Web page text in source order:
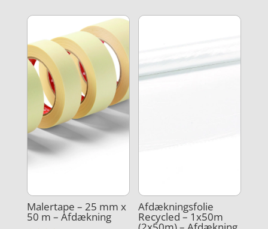
Malertape – 25 mm x
50 m – Afdækning
Afdækningsfolie
Recycled – 1x50m